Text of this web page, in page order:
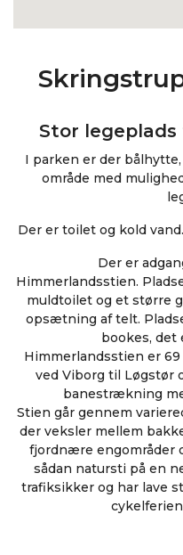
Stor
I parken er der
område med
Der er toilet og kold
Der er
Himmerlandsstien.
muldtoilet og et større
opsætning af telt.
bookes, det
Himmerlandsstien er
ved Viborg til Løgstør
banestrækning
Stien går gennem
der veksler mellem
fjordnære engområder
sådan natursti på en
trafiksikker og har lave